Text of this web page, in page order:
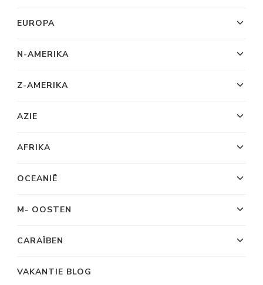
EUROPA
N-AMERIKA
Z-AMERIKA
AZIE
AFRIKA
OCEANIË
M- OOSTEN
CARAÏBEN
VAKANTIE BLOG